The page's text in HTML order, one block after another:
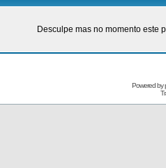
Desculpe mas no momento este
Powered by